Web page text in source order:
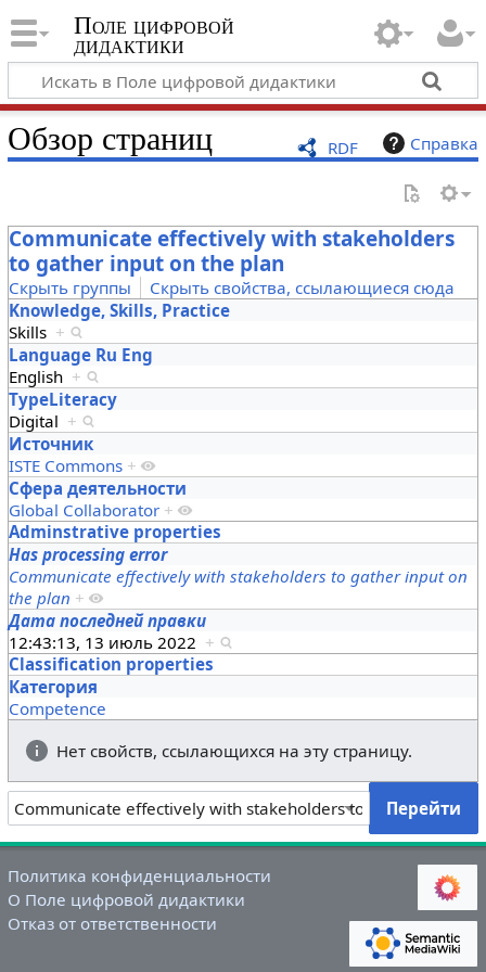
Поле цифровой
дидактики
RDF Справка
Обзор страниц
Communicate effectively with stakeholders
to gather input on the plan
Скрыть группы
Скрыть свойства, ссылающиеся сюда
Knowledge, Skills, Practice
Skills +
Language Ru Eng
English +
TypeLiteracy
Digital +
Источник
ISTE Commons +
Сфера деятельности
Global Collaborator +
Adminstrative properties
Has processing error
Communicate effectively with stakeholders to gather input on
the plan +
Дата последней правки
12:43:13, 13 июль 2022 +
Classification properties
Категория
Competence
Нет свойств, ссылающихся на эту страницу.
Политика конфиденциальности
О Поле цифровой дидактики
Отказ от ответственности